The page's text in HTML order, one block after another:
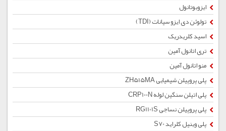
ایزوبوتانول
تولوئن دی ایزو سیانات (TDI)
اسید کلریدریک
تری اتانول آمین
منو اتانول آمین
پلی پروپیلن شیمیایی ZH515MA
پلی اتیلن سنگین لوله CRP100N
پلی پروپیلن نساجی RG1101S
پلی وینیل کلراید S70